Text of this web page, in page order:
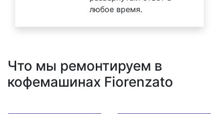
любое время.
Что мы ремонтируем в
кофемашинах Fiorenzato